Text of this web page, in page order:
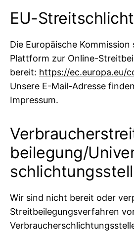
EU-
Die Europäische Kommission
Plattform zur Online-
bereit: https://ec.europa.eu/
Unsere E-Mail-Adresse
Impressum.
beilegung/
Wir sind nicht bereit oder
Streitbeilegungsverfahren